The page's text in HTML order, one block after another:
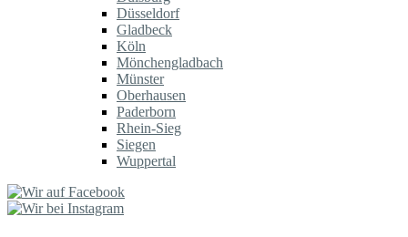
Düsseldorf
Gladbeck
Köln
Mönchengladbach
Münster
Oberhausen
Paderborn
Rhein-Sieg
Siegen
Wuppertal